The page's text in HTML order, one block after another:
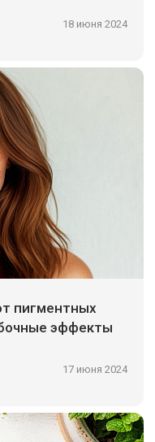
18 июня 2024
пигментных
эффекты
17 июня 2024